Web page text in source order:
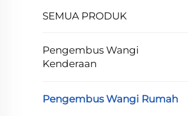
SEMUA PRODUK
Pengembus Wangi
Kenderaan
Pengembus Wangi Rumah